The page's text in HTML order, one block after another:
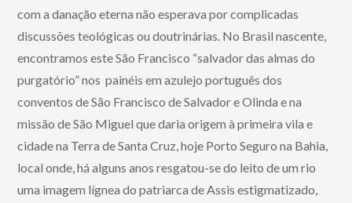
com a danação eterna não esperava por complicadas
discussões teológicas ou doutrinárias. No Brasil nascente,
encontramos este São Francisco “salvador das almas do
purgatório” nos painéis em azulejo português dos
conventos de São Francisco de Salvador e Olinda e na
missão de São Miguel que daria origem à primeira vila e
cidade na Terra de Santa Cruz, hoje Porto Seguro na Bahia,
local onde, há alguns anos resgatou-se do leito de um rio
uma imagem lígnea do patriarca de Assis estigmatizado,